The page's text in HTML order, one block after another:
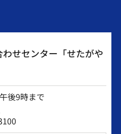
わせセンター「せたがや
後9時まで